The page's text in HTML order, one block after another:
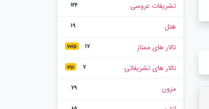
تشریفات عروسی 124
هتل 19
تالار های ممتاز vvip 17
تالار های تشریفاتی vip 7
مزون 79